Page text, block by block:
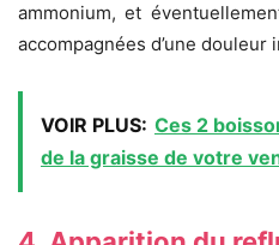
ammonium, et
accompagnées d’une douleur
VOIR PLUS: Ces 2
de la graisse de votre